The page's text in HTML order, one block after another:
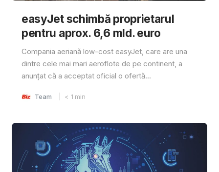
easyJet schimbă proprietarul
pentru aprox. 6,6 mld. euro
Compania aeriană low-cost easyJet, care are una
dintre cele mai mari aeroflote de pe continent, a
anunțat că a acceptat oficial o ofertă...
Team < 1 min